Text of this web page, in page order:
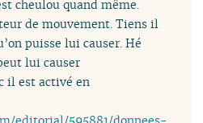
cheulou quand même.
de mouvement. Tiens il
puisse lui causer. Hé
lui causer
il est activé en